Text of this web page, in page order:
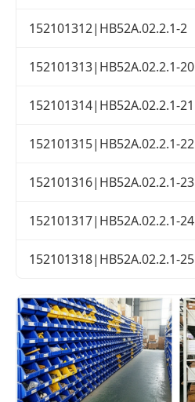
152101312|HB52A.02.2.1-2
152101313|HB52A.02.2.1-20
152101314|HB52A.02.2.1-21
152101315|HB52A.02.2.1-22
152101316|HB52A.02.2.1-23
152101317|HB52A.02.2.1-24
152101318|HB52A.02.2.1-25